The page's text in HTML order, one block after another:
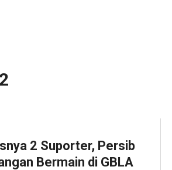
2 Suporter, Persib
Bermain di GBLA